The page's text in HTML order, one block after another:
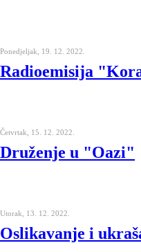
Ponedjeljak, 19. 12. 2022.
Radioemisija
Četvrtak, 15. 12. 2022.
Druženje u "Oazi"
Utorak, 13. 12. 2022.
Oslikavanje i